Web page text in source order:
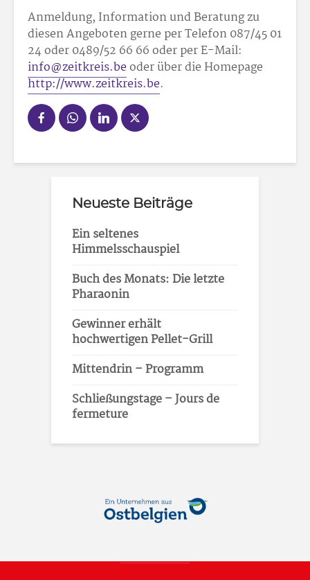
Anmeldung, Information und Beratung zu
diesen Angeboten gerne per Telefon 087/45 01
24 oder 0489/52 66 66 oder per E-Mail:
info@zeitkreis.beoder über die Homepage
http://www.zeitkreis.be.
Neueste Beiträge
Ein seltenes
Himmelsschauspiel
Buch des Monats: Die letzte
Pharaonin
Gewinner erhält
hochwertigen Pellet-Grill
Mittendrin – Programm
Schließungstage – Jours de
fermeture